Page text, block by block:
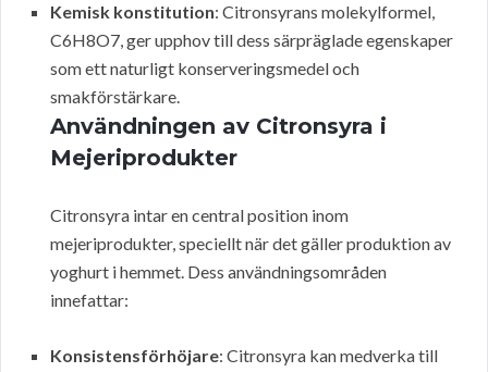
Kemisk konstitution: Citronsyrans molekylformel,
C6H8O7, ger upphov till dess särpräglade egenskaper
som ett naturligt konserveringsmedel och
smakförstärkare.
Användningen av Citronsyra i
Mejeriprodukter
Citronsyra intar en central position inom
mejeriprodukter, speciellt när det gäller produktion av
yoghurt i hemmet. Dess användningsområden
innefattar:
Konsistensförhöjare: Citronsyra kan medverka till